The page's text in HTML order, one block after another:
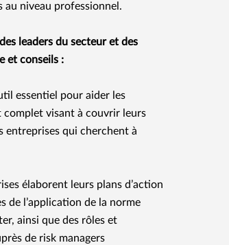
au niveau professionnel.
leaders du secteur et des
et conseils :
essentiel pour aider les
complet visant à couvrir leurs
entreprises qui cherchent à
élaborent leurs plans d’action
de l’application de la norme
ainsi que des rôles et
de risk managers